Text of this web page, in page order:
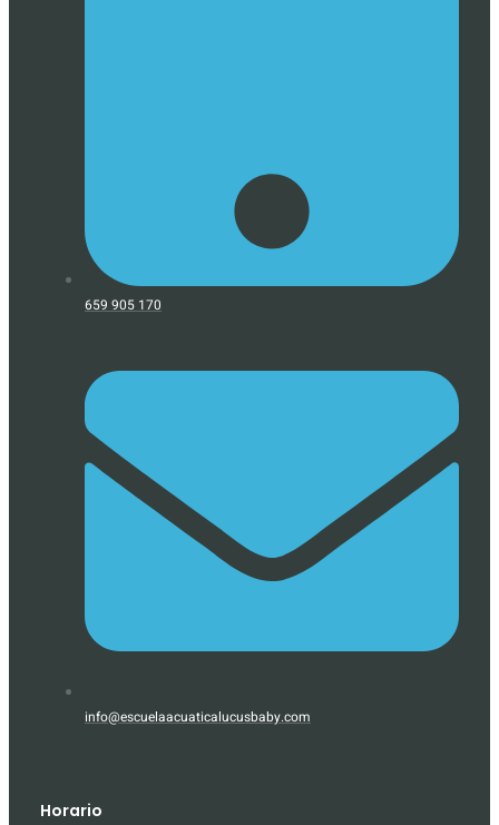
659 905 170
info@escuelaacuaticalucusbaby.com
Horario